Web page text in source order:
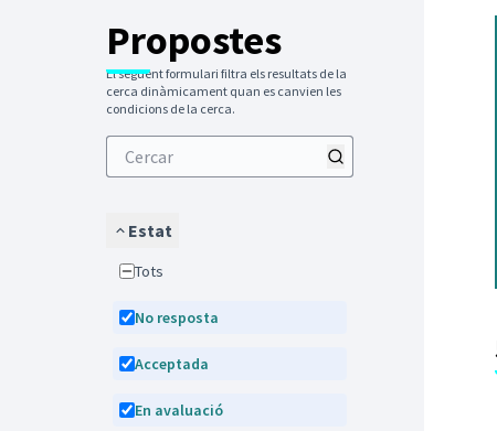
Propostes
El següent formulari filtra els resultats de la
cerca dinàmicament quan es canvien les
condicions de la cerca.
Estat
Tots
No resposta
Acceptada
En avaluació